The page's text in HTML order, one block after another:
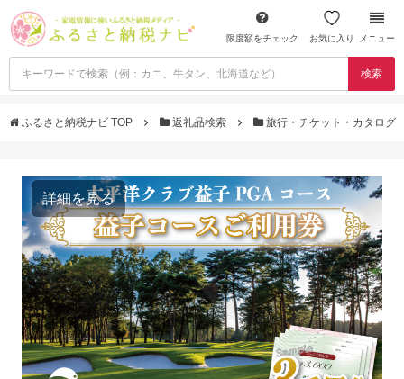
限度額をチェック お気に入り メニュー
検索
ふるさと納税ナビ TOP 返礼品検索 旅行・チケット・カタログ
詳細を見る